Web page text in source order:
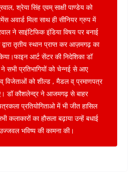
श्रेया सिंह एवम् साक्षी पाण्डेय को
अवार्ड मिला साथ ही सीनियर ग्रुप में
ने साइंटिफिक इंडिया विषय पर बनाई
तृतीय स्थान प्राप्त कर आज़मगढ़ का
आर्ट सेंटर की निदेशिका डॉ
ने सभी प्रतिभागियों को चेन्नई से आए
विजेताओं को शील्ड , मैडल व् प्रमाणपत्र
डॉ कौशलेन्द्र ने आजमगढ़ से बाहर
प्रतियोगिताओ में भी जीत हासिल
कलाकारों का हौसला बढ़ाया उन्हें बधाई
भविष्य की कामना की।